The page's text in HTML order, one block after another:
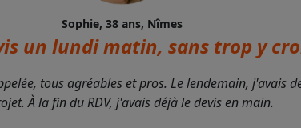
Sophie, 38 ans, Nîmes
un lundi matin, sans trop y
tous agréables et pros. Le lendemain, j'avais
À la fin du RDV, j'avais déjà le devis en main.